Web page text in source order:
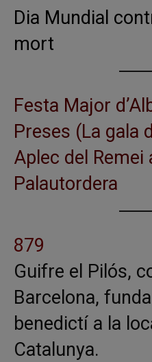
Dia Mundial
mort
Festa Major
Preses (La gala
Aplec del Remei
Palautordera
879
Guifre el Pilós,
Barcelona,
benedictí a la
Catalunya.